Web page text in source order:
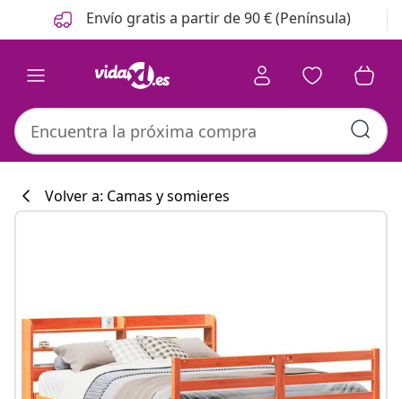
Anterior
Siguiente Envío gratis a partir de 90 € (Península)
#sharemevidaxl
Volver a: Camas y somieres